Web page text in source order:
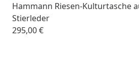
Hammann Riesen-Kulturtasche
Stierleder
295,00 €